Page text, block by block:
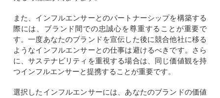
また、インフルエンサーとのパートナーシップを構築する
際には、ブランド間での忠誠心を尊重することが重要で
す。一度あなたのブランドを宣伝した後に競合他社に移る
ようなインフルエンサーとの仕事は避けるべきです。さら
に、サステナビリティを重視する場合は、同じ価値観を持
つインフルエンサーと提携することが重要です。
選択したインフルエンサーには、あなたのブランドの価値